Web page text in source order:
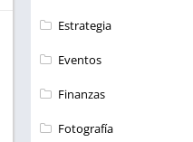
Estrategia
Eventos
Finanzas
Fotografía